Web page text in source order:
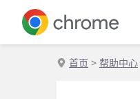
首页 > 帮助中心